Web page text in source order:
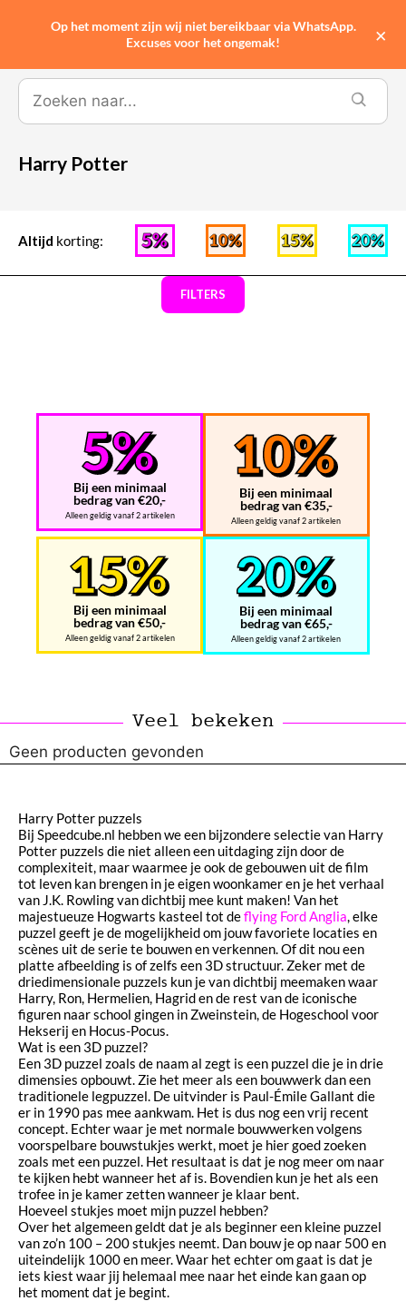
Harry Potter
Altijd korting:
FILTERS
Bij een minimaal
bedrag van €20,-
Alleen geldig vanaf 2 artikelen
Bij een minimaal
bedrag van €35,-
Alleen geldig vanaf 2 artikelen
Bij een minimaal
bedrag van €50,-
Alleen geldig vanaf 2 artikelen
Bij een minimaal
bedrag van €65,-
Alleen geldig vanaf 2 artikelen
Veel bekeken
Geen producten gevonden
Harry Potter puzzels
Bij Speedcube.nl hebben we een bijzondere selectie van Harry
Potter puzzels die niet alleen een uitdaging zijn door de
complexiteit, maar waarmee je ook de gebouwen uit de film
tot leven kan brengen in je eigen woonkamer en je het verhaal
van J.K. Rowling van dichtbij mee kunt maken! Van het
majestueuze Hogwarts kasteel tot deflying Ford Anglia, elke
puzzel geeft je de mogelijkheid om jouw favoriete locaties en
scènes uit de serie te bouwen en verkennen. Of dit nou een
platte afbeelding is of zelfs een 3D structuur. Zeker met de
driedimensionale puzzels kun je van dichtbij meemaken waar
Harry, Ron, Hermelien, Hagrid en de rest van de iconische
figuren naar school gingen in Zweinstein, de Hogeschool voor
Hekserij en Hocus-Pocus.
Wat is een 3D puzzel?
Een 3D puzzel zoals de naam al zegt is een puzzel die je in drie
dimensies opbouwt. Zie het meer als een bouwwerk dan een
traditionele legpuzzel. De uitvinder is Paul-Émile Gallant die
er in 1990 pas mee aankwam. Het is dus nog een vrij recent
concept. Echter waar je met normale bouwwerken volgens
voorspelbare bouwstukjes werkt, moet je hier goed zoeken
zoals met een puzzel. Het resultaat is dat je nog meer om naar
te kijken hebt wanneer het af is. Bovendien kun je het als een
trofee in je kamer zetten wanneer je klaar bent.
Hoeveel stukjes moet mijn puzzel hebben?
Over het algemeen geldt dat je als beginner een kleine puzzel
van zo’n 100 – 200 stukjes neemt. Dan bouw je op naar 500 en
uiteindelijk 1000 en meer. Waar het echter om gaat is dat je
iets kiest waar jij helemaal mee naar het einde kan gaan op
het moment dat je begint.
Op het moment zijn wij niet bereikbaar via WhatsApp.
Excuses voor het ongemak!
×